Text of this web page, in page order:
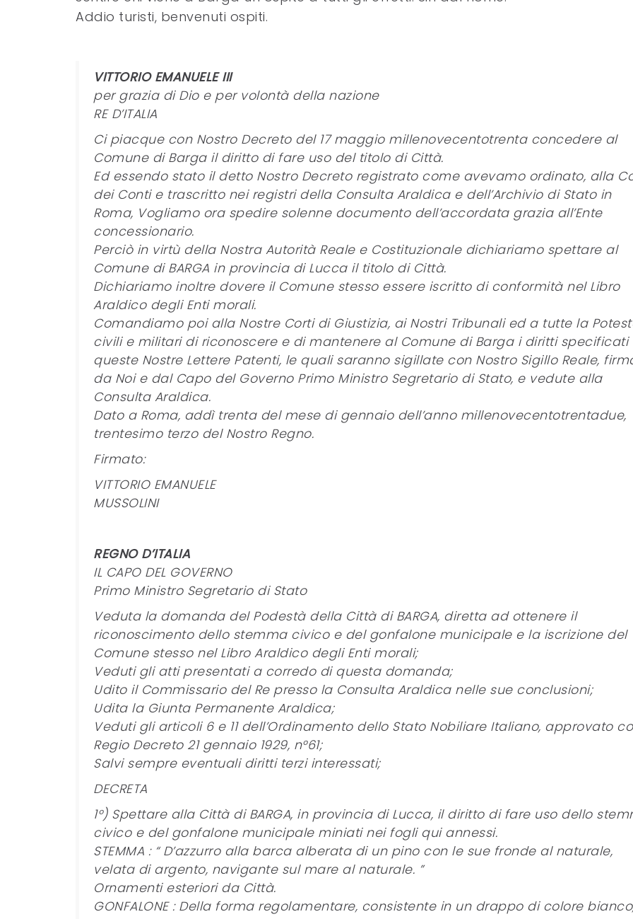
Addio turisti, benvenuti ospiti.
VITTORIO EMANUELE III
per grazia di Dio e per volontà della nazione
RE D’ITALIA
Ci piacque con Nostro Decreto del 17 maggio millenovecentotrenta concedere al
Comune di Barga il diritto di fare uso del titolo di Città.
Ed essendo stato il detto Nostro Decreto registrato come avevamo ordinato, alla
dei Conti e trascritto nei registri della Consulta Araldica e dell’Archivio di Stato in
Roma, Vogliamo ora spedire solenne documento dell’accordata grazia all’Ente
concessionario.
Perciò in virtù della Nostra Autorità Reale e Costituzionale dichiariamo spettare al
Comune di BARGA in provincia di Lucca il titolo di Città.
Dichiariamo inoltre dovere il Comune stesso essere iscritto di conformità nel Libro
Araldico degli Enti morali.
Comandiamo poi alla Nostre Corti di Giustizia, ai Nostri Tribunali ed a tutte la
civili e militari di riconoscere e di mantenere al Comune di Barga i diritti specificati
queste Nostre Lettere Patenti, le quali saranno sigillate con Nostro Sigillo Reale,
da Noi e dal Capo del Governo Primo Ministro Segretario di Stato, e vedute alla
Consulta Araldica.
Dato a Roma, addì trenta del mese di gennaio dell’anno millenovecentotrentadue,
trentesimo terzo del Nostro Regno.
Firmato:
VITTORIO EMANUELE
MUSSOLINI
REGNO D’ITALIA
IL CAPO DEL GOVERNO
Primo Ministro Segretario di Stato
Veduta la domanda del Podestà della Città di BARGA, diretta ad ottenere il
riconoscimento dello stemma civico e del gonfalone municipale e la iscrizione del
Comune stesso nel Libro Araldico degli Enti morali;
Veduti gli atti presentati a corredo di questa domanda;
Udito il Commissario del Re presso la Consulta Araldica nelle sue conclusioni;
Udita la Giunta Permanente Araldica;
Veduti gli articoli 6 e 11 dell’Ordinamento dello Stato Nobiliare Italiano, approvato
Regio Decreto 21 gennaio 1929, n°61;
Salvi sempre eventuali diritti terzi interessati;
DECRETA
1°) Spettare alla Città di BARGA, in provincia di Lucca, il diritto di fare uso dello
civico e del gonfalone municipale miniati nei fogli qui annessi.
STEMMA : “ D’azzurro alla barca alberata di un pino con le sue fronde al naturale,
velata di argento, navigante sul mare al naturale. ”
Ornamenti esteriori da Città.
GONFALONE : Della forma regolamentare, consistente in un drappo di colore